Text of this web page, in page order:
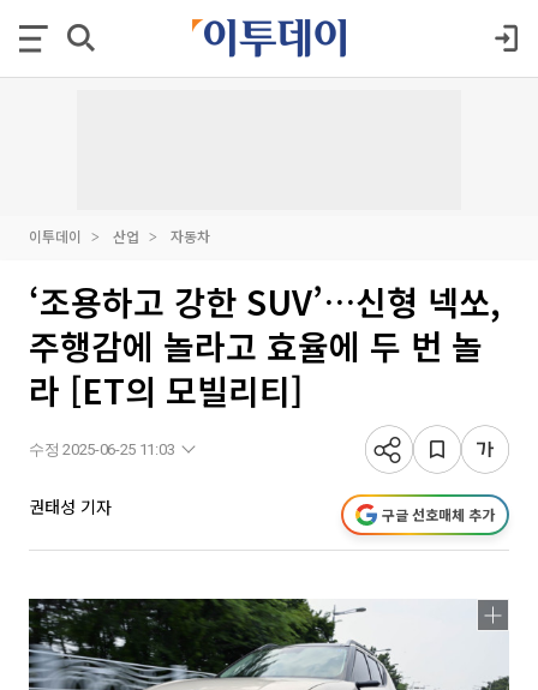
이투데이 산업 자동차
‘조용하고 강한 SUV’…신형 넥쏘,
주행감에 놀라고 효율에 두 번 놀
라 [ET의 모빌리티]
수정 2025-06-25 11:03
권태성 기자 구글 선호매체 추가